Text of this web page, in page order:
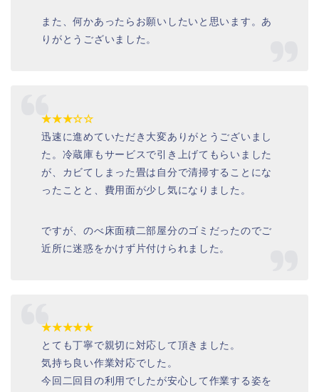
また、何かあったらお願いしたいと思います。あ
りがとうございました。
★★★☆☆
迅速に進めていただき大変ありがとうございまし
た。冷蔵庫もサービスで引き上げてもらいました
が、カビてしまった畳は自分で清掃することにな
ったことと、費用面が少し気になりました。
ですが、のべ床面積二部屋分のゴミだったのでご
近所に迷惑をかけず片付けられました。
★★★★★
とても丁寧で親切に対応して頂きました。
気持ち良い作業対応でした。
今回二回目の利用でしたが安心して作業する姿を